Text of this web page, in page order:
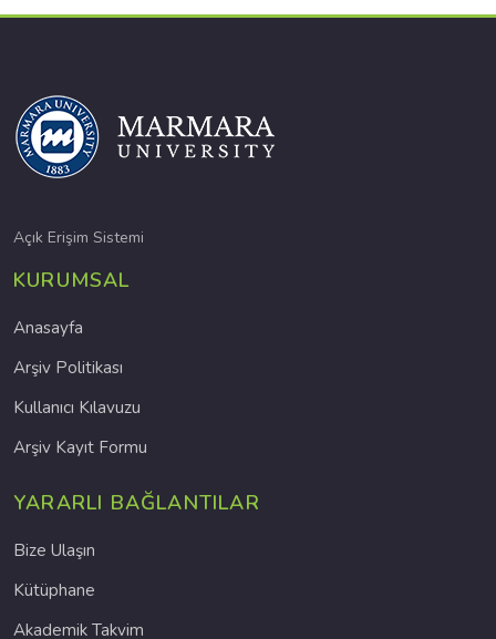
Açık Erişim Sistemi
KURUMSAL
Anasayfa
Arşiv Politikası
Kullanıcı Kılavuzu
Arşiv Kayıt Formu
YARARLI BAĞLANTILAR
Bize Ulaşın
Kütüphane
Akademik Takvim